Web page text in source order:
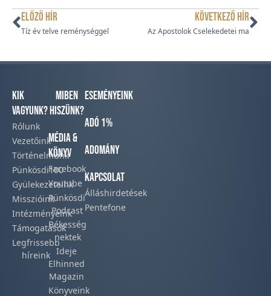
ELŐZŐ HÍR
Tíz év telve reménységgel
KÖVETKEZŐ HÍR
Az Apostolok Cselekedetei ma
Kik
vagyunk?
Rólunk
Vezetőink
Történelmünk​
Pünkösdi100
Gyülekezeteink​
Misszióink​
Intézményeink
Támogatások
Legfrissebb
híreink​
Miben
hiszünk?
Média &
Könyv
Facebook​
Youtube
Pünkösdi
Podcast​
Békesség
nektek
Ideje
Elhinned
Magazin
Könyveink
Eseményeink
Adó 1%
Adomány
Kapcsolat
Álláshirdetések
Pentefone